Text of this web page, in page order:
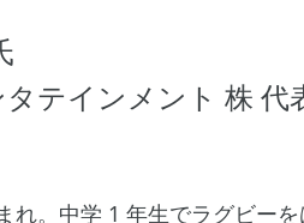
テインメント 株 代
れ。中学 1 年生でラグビー